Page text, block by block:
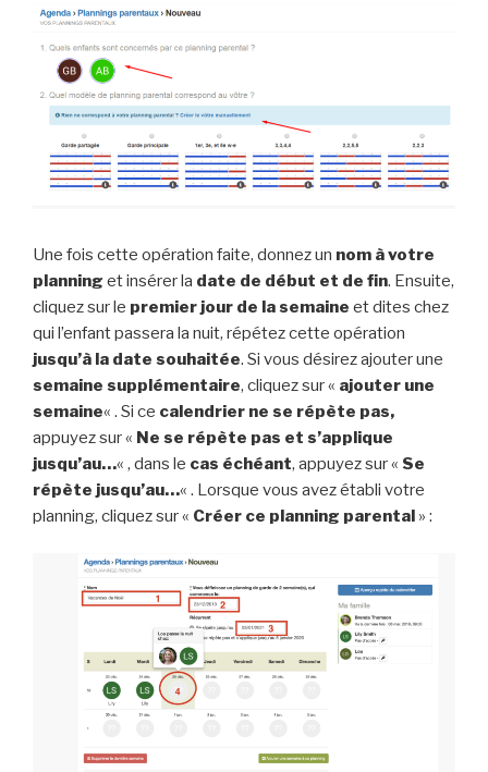
Une fois cette opération faite, donnez un nom à votre
planning et insérer la date de début et de fin. Ensuite,
cliquez sur le premier jour de la semaine et dites chez
qui l’enfant passera la nuit, répétez cette opération
jusqu’à la date souhaitée. Si vous désirez ajouter une
semaine supplémentaire, cliquez sur « ajouter une
semaine« . Si ce calendrier ne se répète pas,
appuyez sur « Ne se répète pas et s’applique
jusqu’au…« , dans le cas échéant, appuyez sur « Se
répète jusqu’au…« . Lorsque vous avez établi votre
planning, cliquez sur « Créer ce planning parental » :